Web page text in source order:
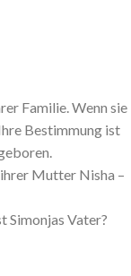
Familie. Wenn sie
Bestimmung ist
Mutter Nisha –
Simonjas Vater?